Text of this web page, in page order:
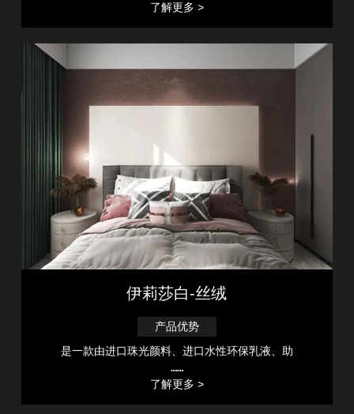
了解更多 >
伊莉莎白-丝绒
产品优势
是一款由进口珠光颜料、进口水性环保乳液、助
……
了解更多 >